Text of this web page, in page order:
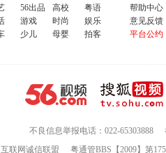
56出品 高校
粤语
游戏 时尚
娱乐
少儿 母婴 拍客
帮助中心
意见反馈
平台公约
不良信息举报电话：022-65303888
联网诚信联盟 粤通管BBS【2009】第